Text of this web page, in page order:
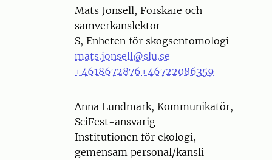
PersonMats Jonsell, Forskare och
samverkanslektor
S, Enheten för skogsentomologi
mats.jonsell@slu.se
+4618672876+46722086359
PersonAnna Lundmark, Kommunikatör,
SciFest-ansvarig
Institutionen för ekologi,
gemensam personal/kansli